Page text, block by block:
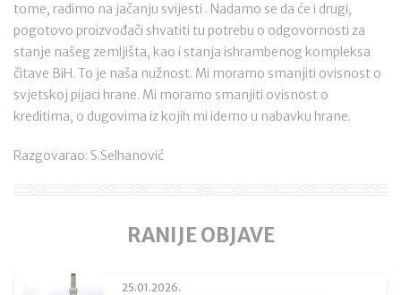
tome, radimo na jačanju svijesti . Nadamo se da će i drugi,
pogotovo proizvođači shvatiti tu potrebu o odgovornosti za
stanje našeg zemljišta, kao i stanja ishrambenog kompleksa
čitave BiH. To je naša nužnost. Mi moramo smanjiti ovisnost o
svjetskoj pijaci hrane. Mi moramo smanjiti ovisnost o
kreditima, o dugovima iz kojih mi idemo u nabavku hrane.
Razgovarao: S.Selhanović
RANIJE OBJAVE
25.01.2026.